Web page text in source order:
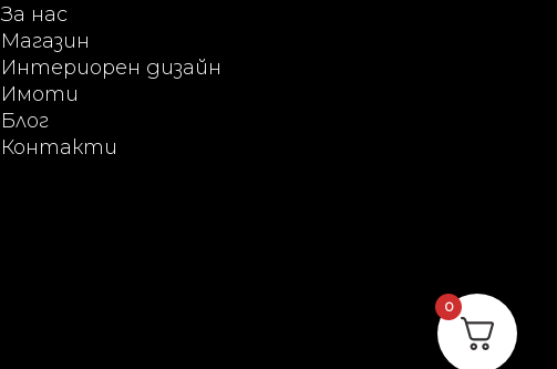
За нас
Магазин
Интериорен дизайн
Имоти
Блог
Контакти
0